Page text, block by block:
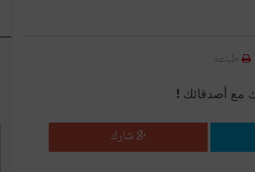
طباعة
مع أصدقائك !
شارك